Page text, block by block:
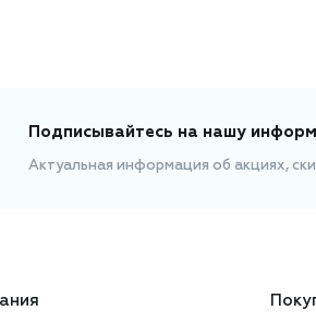
Подписывайтесь на нашу
Актуальная информация об акциях,